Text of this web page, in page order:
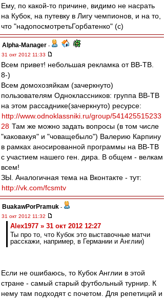
Ему, по какой-то причине, видимо не насрать
на Кубок, на путевку в Лигу чемпионов, и на то,
что "надопосмотретьГорбатенко" (с)
Alpha-Manager -
31 окт 2012 11:33
Всем привет! небольшая рекламка от ВВ-ТВ.
8-)
Всем домохозяйкам (зачеркнуто)
пользователям Одноклассников: группа ВВ-ТВ
на этом рассаднике(зачеркнуто) ресурсе:
http://www.odnoklassniki.ru/group/541425515233
28 Там же можно задать вопросы (в том числе
"каковакуя" и "човащебыло") Валерию Карпину
в рамках аносированной программы на ВВ-ТВ
с участием нашего ген. дира. В общем - велкам
всем!
ЗЫ. Аналогичная тема на Вконтакте - тут:
http://vk.com/fcsmtv
BuakawPorPramuk -
31 окт 2012 11:32
Alex1977 » 31 окт 2012 12:27
Ты про то, что Кубок это выставочные матчи
расскажи, например, в Германии и Англии)
Если не ошибаюсь, то Кубок Англии в этой
стране - самый старый футбольный турнир. К
нему там подходят с почетом. Для репетиций и